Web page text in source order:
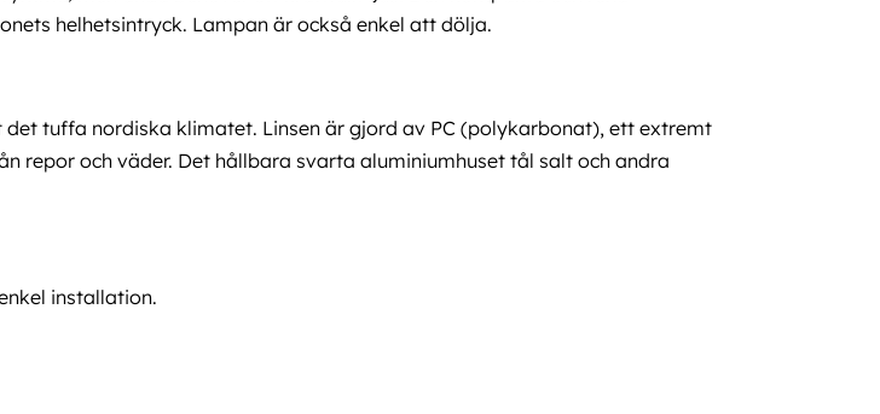
helhetsintryck. Lampan är också enkel att dölja.
tuffa nordiska klimatet. Linsen är gjord av PC (polykarbonat), ett extremt
repor och väder. Det hållbara svarta aluminiumhuset tål salt och andra
installation.